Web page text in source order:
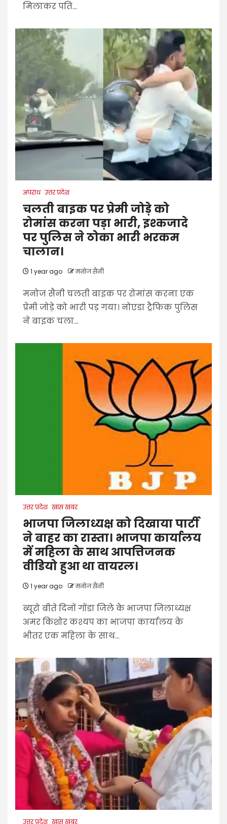
मिलाकर पति...
अपराध उत्तर प्रदेश
चलती बाइक पर प्रेमी जोड़े को
रोमांस करना पड़ा भारी, इश्कजादे
पर पुलिस ने ठोका भारी भरकम
चालान।
1 year ago मनोज सैनी
मनोज सैनी चलती बाइक पर रोमांस करना एक
प्रेमी जोड़े को भारी पड़ गया। नोएडा ट्रैफिक पुलिस
ने बाइक चला...
उत्तर प्रदेश खास खबर
भाजपा जिलाध्यक्ष को दिखाया पार्टी
ने बाहर का रास्ता। भाजपा कार्यालय
में महिला के साथ आपत्तिजनक
वीडियो हुआ था वायरल।
1 year ago मनोज सैनी
ब्यूरो बीते दिनों गोंडा जिले के भाजपा जिलाध्यक्ष
अमर किशोर कश्यप का भाजपा कार्यालय के
भीतर एक महिला के साथ...
उत्तर प्रदेश खास खबर